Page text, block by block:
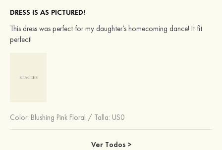
DRESS IS AS PICTURED!
This dress was perfect for my daughter’s homecoming dance! It fit
perfect!
Color: Blushing Pink Floral / Talla: US0
Ver Todos >